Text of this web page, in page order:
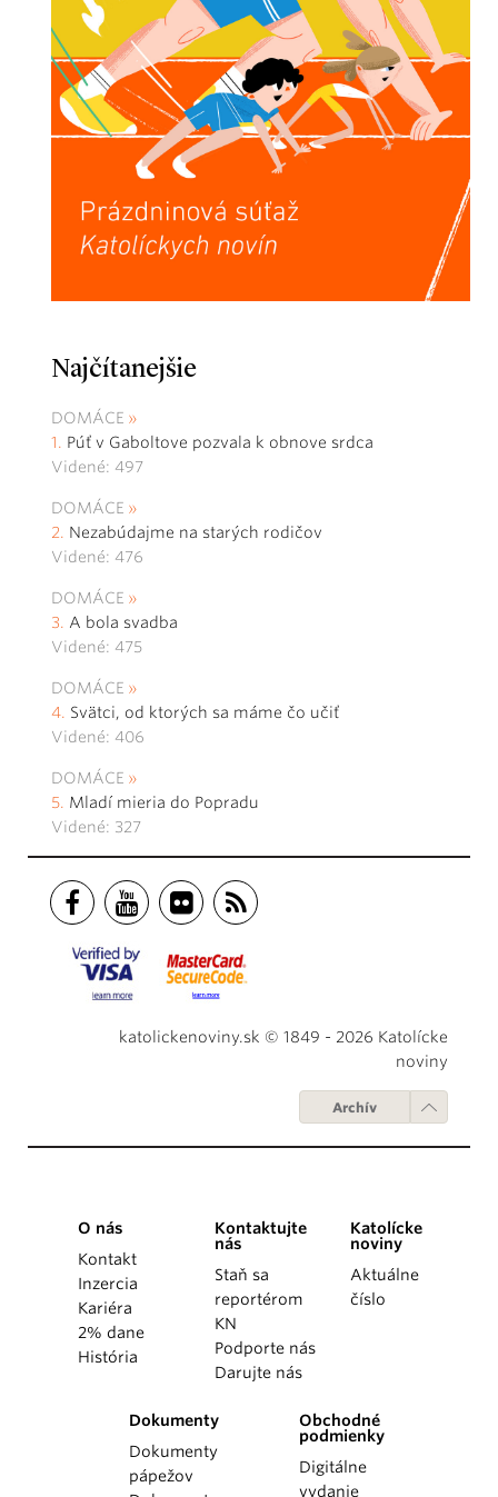
Najčítanejšie
DOMÁCE
Púť v Gaboltove pozvala k obnove srdca
Videné: 497
DOMÁCE
Nezabúdajme na starých rodičov
Videné: 476
DOMÁCE
A bola svadba
Videné: 475
DOMÁCE
Svätci, od ktorých sa máme čo učiť
Videné: 406
DOMÁCE
Mladí mieria do Popradu
Videné: 327
katolickenoviny.sk © 1849 - 2026 Katolícke
noviny
Archív
O nás
Kontakt
Inzercia
Kariéra
2% dane
História
Kontaktujte
nás
Staň sa
reportérom
KN
Podporte nás
Darujte nás
Katolícke
noviny
Aktuálne
číslo
Dokumenty
Dokumenty
pápežov
Obchodné
podmienky
Digitálne
vydanie